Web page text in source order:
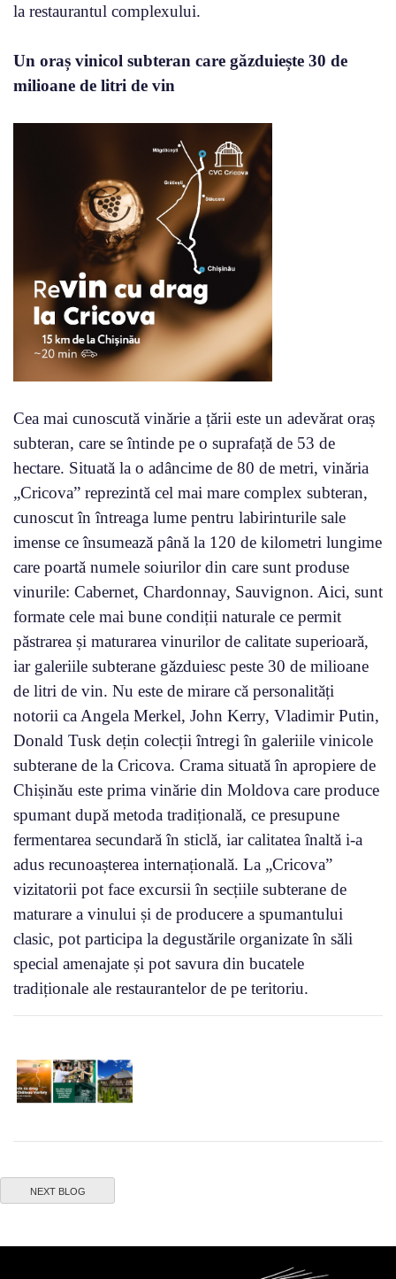
la restaurantul complexului.
Un oraș vinicol subteran care găzduiește 30 de
milioane de litri de vin
Cea mai cunoscută vinărie a țării este un adevărat oraș
subteran, care se întinde pe o suprafață de 53 de
hectare. Situată la o adâncime de 80 de metri, vinăria
„Cricova” reprezintă cel mai mare complex subteran,
cunoscut în întreaga lume pentru labirinturile sale
imense ce însumează până la 120 de kilometri lungime
care poartă numele soiurilor din care sunt produse
vinurile: Cabernet, Chardonnay, Sauvignon. Aici, sunt
formate cele mai bune condiții naturale ce permit
păstrarea și maturarea vinurilor de calitate superioară,
iar galeriile subterane găzduiesc peste 30 de milioane
de litri de vin. Nu este de mirare că personalități
notorii ca Angela Merkel, John Kerry, Vladimir Putin,
Donald Tusk dețin colecții întregi în galeriile vinicole
subterane de la Cricova. Crama situată în apropiere de
Chișinău este prima vinărie din Moldova care produce
spumant după metoda tradițională, ce presupune
fermentarea secundară în sticlă, iar calitatea înaltă i-a
adus recunoașterea internațională. La „Cricova”
vizitatorii pot face excursii în secțiile subterane de
maturare a vinului și de producere a spumantului
clasic, pot participa la degustările organizate în săli
special amenajate și pot savura din bucatele
tradiționale ale restaurantelor de pe teritoriu.
NEXT BLOG